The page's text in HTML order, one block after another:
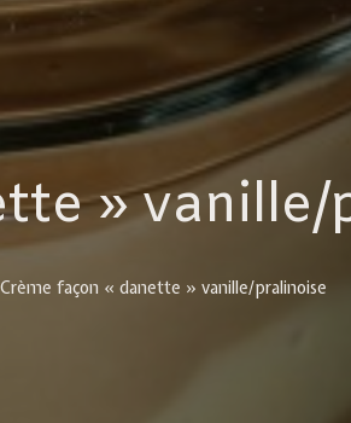
»
Crème façon « danette » vanille/pralinoise